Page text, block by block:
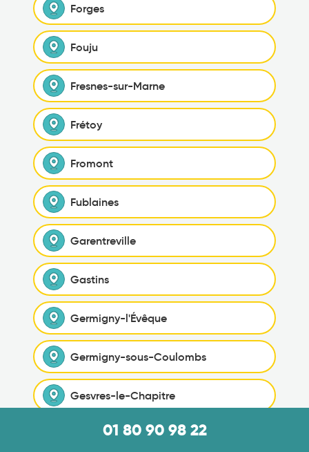
Forges
Fouju
Fresnes-sur-Marne
Frétoy
Fromont
Fublaines
Garentreville
Gastins
Germigny-l'Évêque
Germigny-sous-Coulombs
Gesvres-le-Chapitre
Giremoutiers
01 80 90 98 22